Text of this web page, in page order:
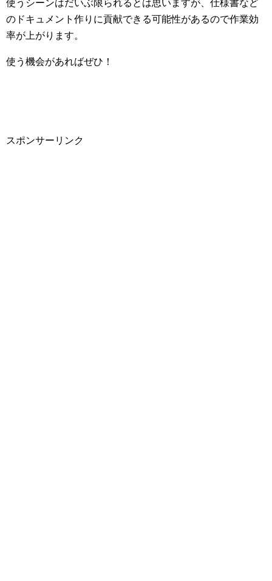
使うシーンはだいぶ限られるとは思いますが、仕様書など
のドキュメント作りに貢献できる可能性があるので作業効
率が上がります。
使う機会があればぜひ！
スポンサーリンク